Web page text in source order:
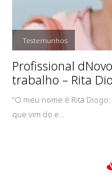
,Testemunhos
Profissional
trabalho – Rita
“O meu nome é Rita
que vim do e...